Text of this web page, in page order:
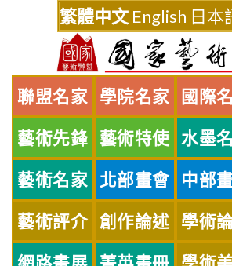
繁體中文 English 日本
聯盟名家 學院名家 國際
藝術先鋒 藝術特使 水墨
藝術名家 北部畫會 中部
藝術評介 創作論述 學術